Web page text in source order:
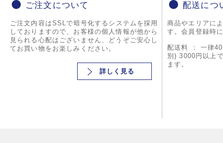
ご注文について
ご注文内容はSSLで暗号化するシステムを採用
しておりますので、お客様の個人情報が他から
見られる心配はございません、どうぞご安心し
てお買い物をお楽しみください。
詳しく見る
配送につ
商品やエリアに
す。会員登録時
配送料 ： 一律
別) 3000円以上
ます。